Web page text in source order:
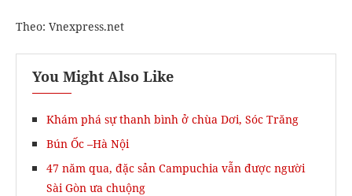
Theo: Vnexpress.net
You Might Also Like
Khám phá sự thanh bình ở chùa Dơi, Sóc Trăng
Bún Ốc –Hà Nội
47 năm qua, đặc sản Campuchia vẫn được người
Sài Gòn ưa chuộng